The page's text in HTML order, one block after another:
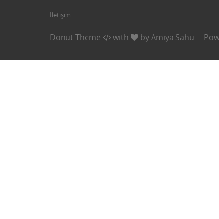
İletişim
Donut Theme with byAmiya Sahu